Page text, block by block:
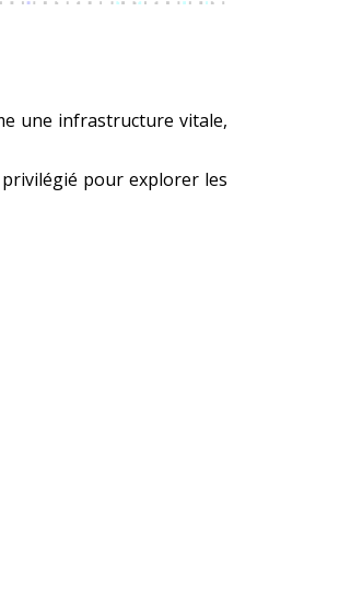
une infrastructure vitale,
privilégié pour explorer les